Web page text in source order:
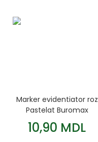
Marker evidentiator roz
Pastelat Buromax
10,90 MDL